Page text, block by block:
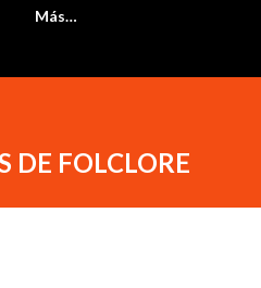
Más…
DE FOLCLORE